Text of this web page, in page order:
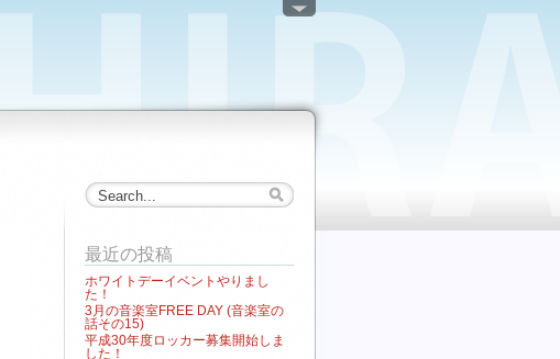
最近の投稿
ホワイトデーイベントやりまし
た！
3月の音楽室FREE DAY (音楽室の
話その15)
平成30年度ロッカー募集開始しま
した！